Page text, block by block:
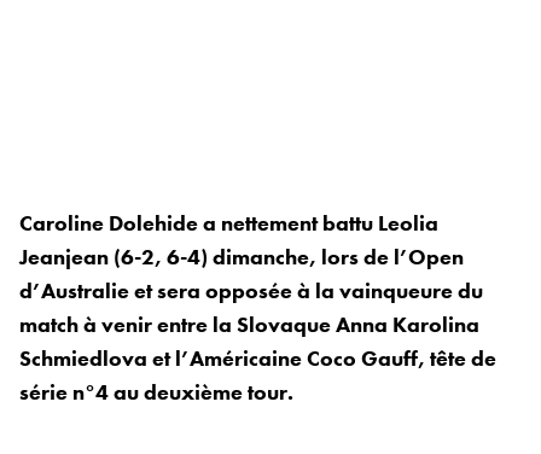
Caroline Dolehide a nettement battu Leolia
Jeanjean (6-2, 6-4) dimanche, lors de l’Open
d’Australie et sera opposée à la vainqueure du
match à venir entre la Slovaque Anna Karolina
Schmiedlova et l’Américaine Coco Gauff, tête de
série n°4 au deuxième tour.